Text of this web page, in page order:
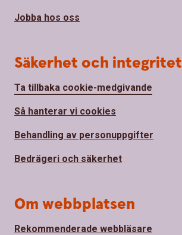
Jobba hos oss
Säkerhet och integritet
Ta tillbaka cookie-medgivande
Så hanterar vi cookies
Behandling av personuppgifter
Bedrägeri och säkerhet
Om webbplatsen
Rekommenderade webbläsare